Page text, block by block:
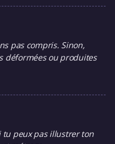
pas compris. Sinon,
déformées ou produites
tu peux pas illustrer ton